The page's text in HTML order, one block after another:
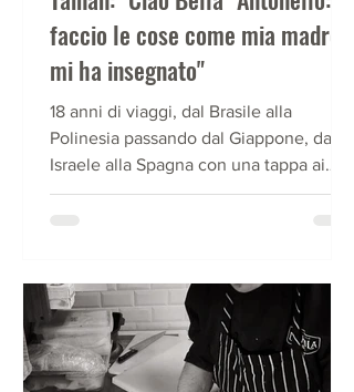
faccio le cose come mia madre
mi ha insegnato"
18 anni di viaggi, dal Brasile alla
Polinesia passando dal Giappone, da
Israele alla Spagna con una tappa ai
Caraibi; ... 18 anni di...